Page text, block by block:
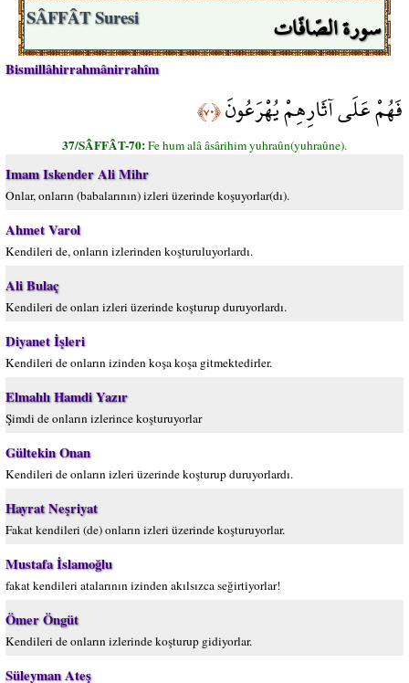
سورة الصّافّات SÂFFÂT Suresi
Bismillâhirrahmânirrahîm
فَهُمْ عَلَى آثَارِهِمْ يُهْرَعُونَ﴿٧٠﴾
37/SÂFFÂT-70:Fe hum alâ âsârihim yuhraûn(yuhraûne).
Imam Iskender Ali Mihr
Onlar, onların (babalarının) izleri üzerinde koşuyorlar(dı).
Ahmet Varol
Kendileri de, onların izlerinden koşturuluyorlardı.
Ali Bulaç
Kendileri de onları izleri üzerinde koşturup duruyorlardı.
Diyanet İşleri
Kendileri de onların izinden koşa koşa gitmektedirler.
Elmalılı Hamdi Yazır
Şimdi de onların izlerince koşturuyorlar
Gültekin Onan
Kendileri de onların izleri üzerinde koşturup duruyorlardı.
Hayrat Neşriyat
Fakat kendileri (de) onların izleri üzerinde koşturuyorlar.
Mustafa İslamoğlu
fakat kendileri atalarının izinden akılsızca seğirtiyorlar!
Ömer Öngüt
Kendileri de onların izlerinde koşturup gidiyorlar.
Süleyman Ateş